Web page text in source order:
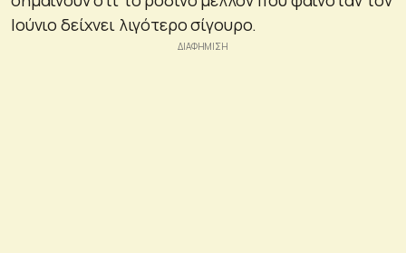
Ιούνιο δείχνει λιγότερο σίγουρο.